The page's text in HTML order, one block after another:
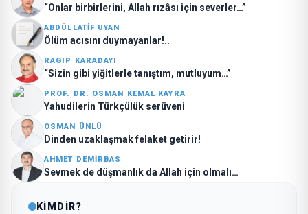
“Onlar birbirlerini, Allah rızâsı için severler…”
ABDÜLLATIF UYAN
Ölüm acısını duymayanlar!..
RAGIP KARADAYI
“Sizin gibi yiğitlerle tanıştım, mutluyum…”
PROF. DR. OSMAN KEMAL KAYRA
Yahudilerin Türkçülük serüveni
OSMAN ÜNLÜ
Dinden uzaklaşmak felaket getirir!
AHMET DEMIRBAS
Sevmek de düşmanlık da Allah için olmalı…
KİMDİR?